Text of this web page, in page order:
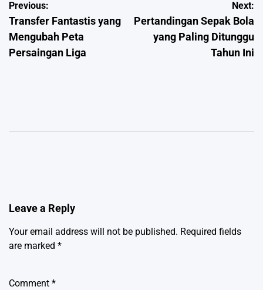
Post
navigation
Previous:
Transfer Fantastis yang
Mengubah Peta
Persaingan Liga
Next:
Pertandingan Sepak Bola
yang Paling Ditunggu
Tahun Ini
Leave a Reply
Your email address will not be published. Required fields
are marked *
Comment *